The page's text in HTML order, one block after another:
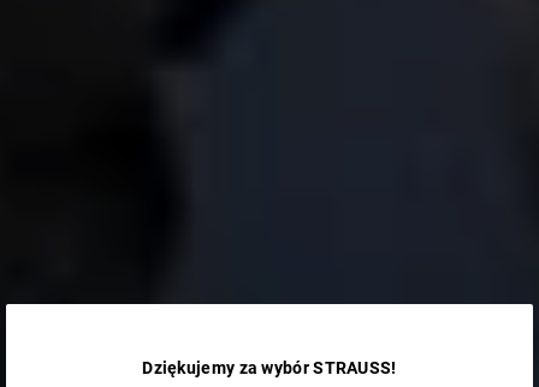
Dziękujemy za wybór STRAUSS!